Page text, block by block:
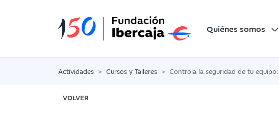
Quiénes somos
Actividades Cursos y Talleres Controla la seguridad de tu equipo: limpiadores, antivirus...
VOLVER